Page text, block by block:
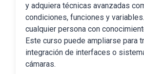
y adquiera técnicas avanzadas
condiciones, funciones y
cualquier persona con
Este curso puede ampliarse para
integración de interfaces o
cámaras.